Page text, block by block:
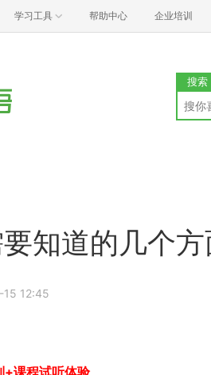
学习工具 帮助中心 企业培训
搜索
知道的几个方
12:45
+课程试听体验